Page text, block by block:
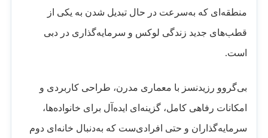
منطقه‌ای که به‌سرعت در حال تبدیل شدن به یکی از
قطب‌های جدید زندگی لوکس و سرمایه‌گذاری در دبی
است.
بی‌گروو رزیدنسز با معماری مدرن، طراحی کاربردی و
امکانات رفاهی کامل، گزینه‌ای ایده‌آل برای خانواده‌ها،
سرمایه‌گذاران و حتی افرادی‌ست که به‌دنبال خانه‌ای دوم